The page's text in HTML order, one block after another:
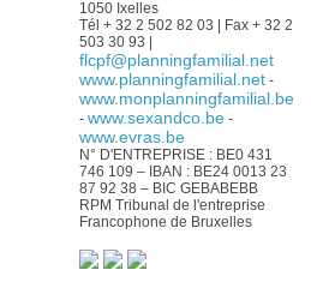
1050 Ixelles
Tél + 32 2 502 82 03 | Fax + 32 2
503 30 93 |
flcpf@planningfamilial.net
www.planningfamilial.net-
www.monplanningfamilial.be
- www.sexandco.be-
www.evras.be
N° D'ENTREPRISE : BE0 431
746 109 – IBAN : BE24 0013 23
87 92 38 – BIC GEBABEBB
RPM Tribunal de l'entreprise
Francophone de Bruxelles